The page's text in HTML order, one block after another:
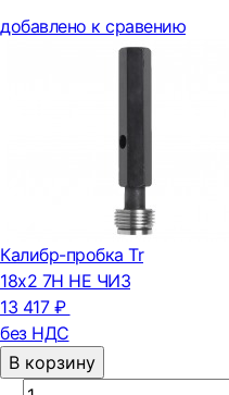
добавлено к сравению
Калибр-пробка Tr
18х2 7Н НЕ ЧИЗ
13 417 ₽
без НДС
В корзину